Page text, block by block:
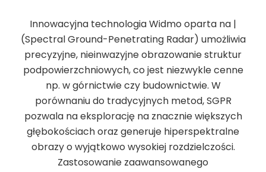
Innowacyjna technologia Widmo oparta na |
(Spectral Ground-Penetrating Radar) umożliwia
precyzyjne, nieinwazyjne obrazowanie struktur
podpowierzchniowych, co jest niezwykle cenne
np. w górnictwie czy budownictwie. W
porównaniu do tradycyjnych metod, SGPR
pozwala na eksplorację na znacznie większych
głębokościach oraz generuje hiperspektralne
obrazy o wyjątkowo wysokiej rozdzielczości.
Zastosowanie zaawansowanego